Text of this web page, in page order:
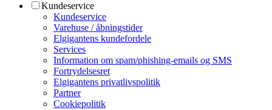
Kundeservice
Kundeservice
Varehuse / åbningstider
Elgigantens kundefordele
Services
Information om spam/phishing-emails og SMS
Fortrydelsesret
Elgigantens privatlivspolitik
Partner
Cookiepolitik